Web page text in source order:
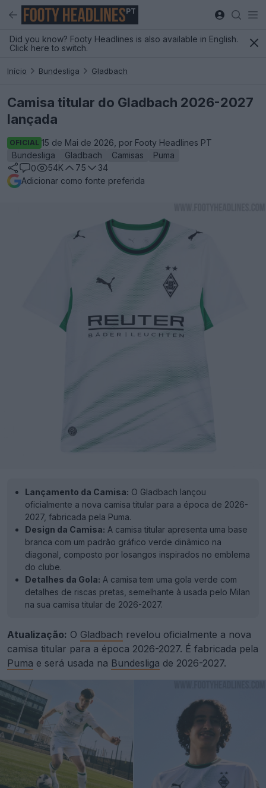
PT
Did you know? Footy Headlines is also available in English.
Click here to switch.
Início Bundesliga Gladbach
Camisa titular do Gladbach 2026-2027
lançada
OFICIAL 15 de Mai de 2026, por Footy Headlines PT
Bundesliga
Gladbach Camisas
Puma
0
54K 75
34
Adicionar como fonte preferida
Lançamento da Camisa: O Gladbach lançou
oficialmente a nova camisa titular para a época de 2026-
2027, fabricada pela Puma.
Design da Camisa: A camisa titular apresenta uma base
branca com um padrão gráfico verde dinâmico na
diagonal, composto por losangos inspirados no emblema
do clube.
Detalhes da Gola: A camisa tem uma gola verde com
detalhes de riscas pretas, semelhante à usada pelo Milan
na sua camisa titular de 2026-2027.
Atualização: O Gladbach revelou oficialmente a nova
camisa titular para a época 2026-2027. É fabricada pela
Puma e será usada na Bundesliga de 2026-2027.